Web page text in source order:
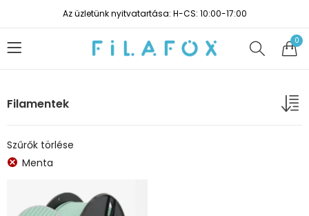
Az üzletünk nyitvatartása: H-CS: 10:00-17:00
0
Filamentek
Szűrők törlése
Menta